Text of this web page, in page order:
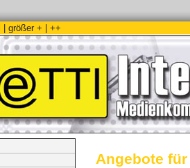
Angebote
größer + ++